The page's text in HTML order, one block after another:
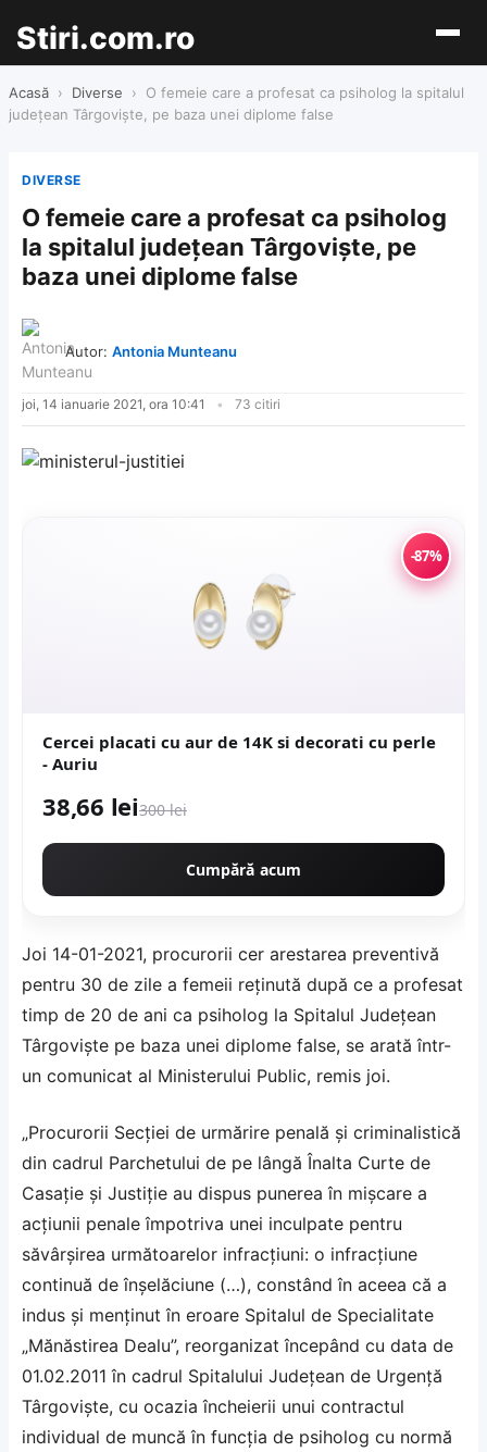
Stiri.com.ro
Acasă › Diverse ›
O femeie care a profesat ca psiholog la spitalul
judeţean Târgovişte, pe baza unei diplome false
DIVERSE
O femeie care a profesat ca psiholog
la spitalul judeţean Târgovişte, pe
baza unei diplome false
Autor: Antonia Munteanu
joi, 14 ianuarie 2021, ora 10:41 73 citiri
-87%
Cercei placati cu aur de 14K si decorati cu perle
- Auriu
38,66 lei300 lei
Cumpără acum
Joi 14-01-2021, procurorii cer arestarea preventivă
pentru 30 de zile a femeii reţinută după ce a profesat
timp de 20 de ani ca psiholog la Spitalul Judeţean
Târgovişte pe baza unei diplome false, se arată într-
un comunicat al Ministerului Public, remis joi.
„Procurorii Secţiei de urmărire penală şi criminalistică
din cadrul Parchetului de pe lângă Înalta Curte de
Casaţie şi Justiţie au dispus punerea în mişcare a
acţiunii penale împotriva unei inculpate pentru
săvârşirea următoarelor infracţiuni: o infracţiune
continuă de înşelăciune (…), constând în aceea că a
indus şi menţinut în eroare Spitalul de Specialitate
„Mănăstirea Dealu”, reorganizat începând cu data de
01.02.2011 în cadrul Spitalului Judeţean de Urgenţă
Târgovişte, cu ocazia încheierii unui contractul
individual de muncă în funcţia de psiholog cu normă